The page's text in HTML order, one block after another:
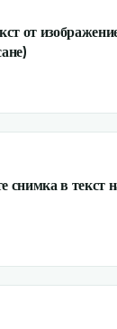
от
снимка в текст